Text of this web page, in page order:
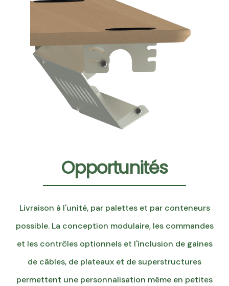
Opportunités
Livraison à l'unité, par palettes et par conteneurs
possible. La conception modulaire, les commandes
et les contrôles optionnels et l'inclusion de gaines
de câbles, de plateaux et de superstructures
permettent une personnalisation même en petites